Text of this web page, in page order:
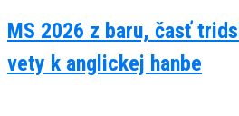
MS 2026 z baru, časť
vety k anglickej hanbe